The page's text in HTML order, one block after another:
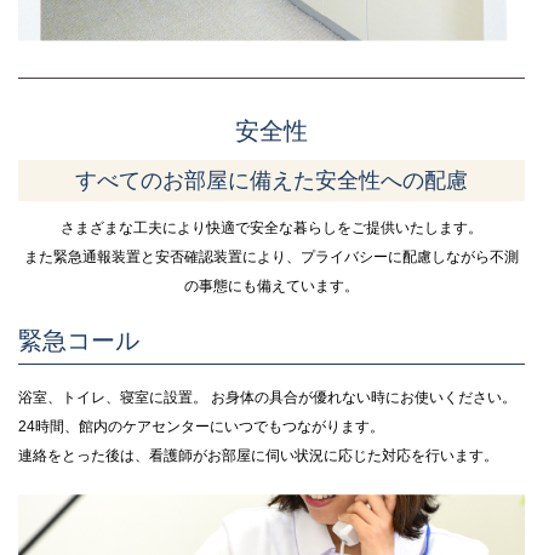
安全性
すべてのお部屋に備えた安全性への配慮
さまざまな工夫により快適で安全な暮らしをご提供いたします。
また緊急通報装置と安否確認装置により、プライバシーに配慮しながら不測
の事態にも備えています。
緊急コール
浴室、トイレ、寝室に設置。 お身体の具合が優れない時にお使いください。
24時間、館内のケアセンターにいつでもつながります。
連絡をとった後は、看護師がお部屋に伺い状況に応じた対応を行います。